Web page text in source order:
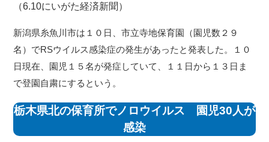
（6.10にいがた経済新聞 ）
新潟県糸魚川市は１０日、市立寺地保育園（園児数２９
名）でRSウイルス感染症の発生があったと発表した。１０
日現在、園児１５名が発症していて、１１日から１３日ま
で登園自粛にするという。
栃木県北の保育所でノロウイルス 園児30人が
感染